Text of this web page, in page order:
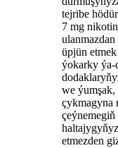
tejribe
7 mg
üpjün
ýokarky ýa-
we
çykmagyna
etmezden